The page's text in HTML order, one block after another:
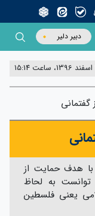
دبیر دلیر
با هدف حمایت از
به لحاظ
یعنی فلسطین